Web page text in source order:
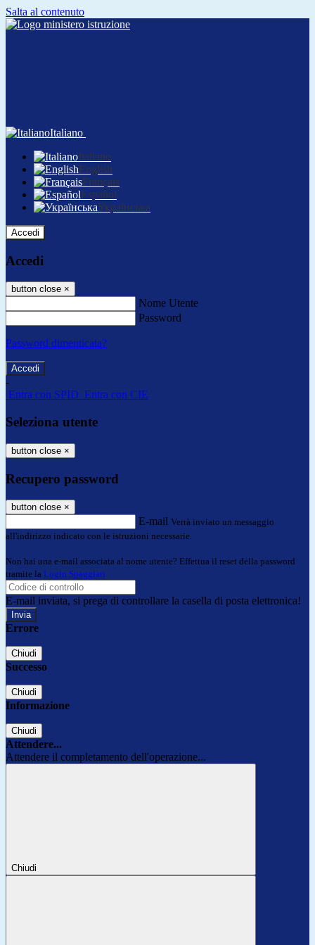
Salta al contenuto
Italiano
Italiano
English
Français
Español
Українська
Accedi
Accedi
button close ×
Nome Utente
Password
Password dimenticata?
-
Entra con SPID Entra con CIE
Seleziona utente
button close ×
Recupero password
button close ×
E-mail Verrà inviato un messaggio
all'indirizzo indicato con le istruzioni necessarie.
Non hai una e-mail associata al nome utente? Effettua il reset della password
tramite la Login Spaggiari
E-mail inviata, si prega di controllare la casella di posta elettronica!
Errore
Chiudi
Successo
Chiudi
Informazione
Chiudi
Attendere...
Attendere il completamento dell'operazione...
Chiudi